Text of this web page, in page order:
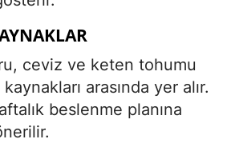
ceviz ve keten tohumu
arasında yer alır.
beslenme planına